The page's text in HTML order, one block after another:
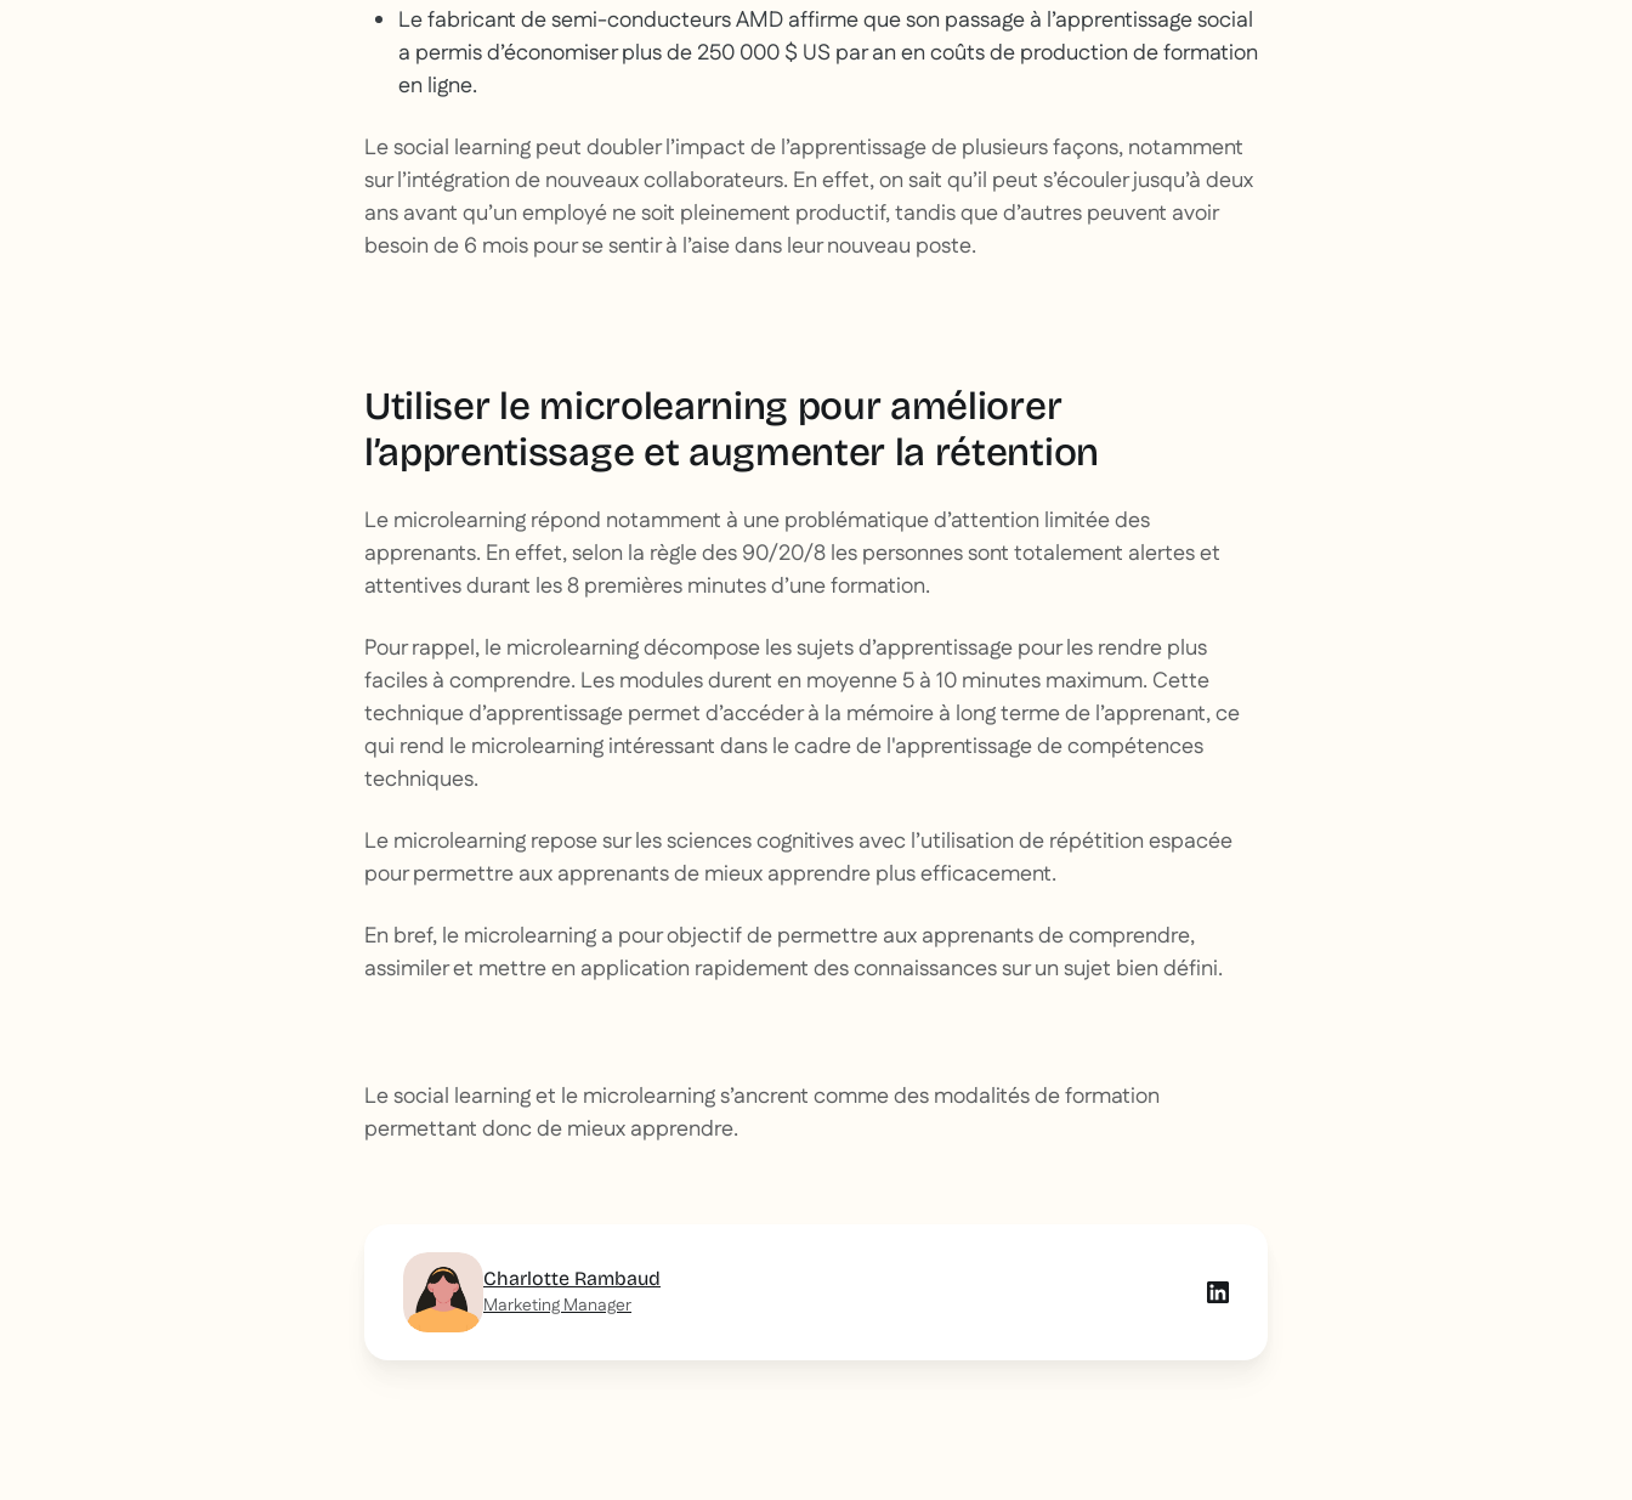
Le fabricant de semi-conducteurs AMD affirme que son passage à l’apprentissage social
a permis d’économiser plus de 250 000 $ US par an en coûts de production de formation
en ligne.
Le social learning peut doubler l’impact de l’apprentissage de plusieurs façons, notamment
sur l’intégration de nouveaux collaborateurs. En effet, on sait qu’il peut s’écouler jusqu’à deux
ans avant qu’un employé ne soit pleinement productif, tandis que d’autres peuvent avoir
besoin de 6 mois pour se sentir à l’aise dans leur nouveau poste.
Utiliser le microlearning pour améliorer
l’apprentissage et augmenter la rétention
Le microlearning répond notamment à une problématique d’attention limitée des
apprenants. En effet, selon la règle des 90/20/8 les personnes sont totalement alertes et
attentives durant les 8 premières minutes d’une formation.
Pour rappel, le microlearning décompose les sujets d’apprentissage pour les rendre plus
faciles à comprendre. Les modules durent en moyenne 5 à 10 minutes maximum. Cette
technique d’apprentissage permet d’accéder à la mémoire à long terme de l’apprenant, ce
qui rend le microlearning intéressant dans le cadre de l'apprentissage de compétences
techniques.
Le microlearning repose sur les sciences cognitives avec l’utilisation de répétition espacée
pour permettre aux apprenants de mieux apprendre plus efficacement.
En bref, le microlearning a pour objectif de permettre aux apprenants de comprendre,
assimiler et mettre en application rapidement des connaissances sur un sujet bien défini.
Le social learning et le microlearning s’ancrent comme des modalités de formation
permettant donc de mieux apprendre.
Charlotte Rambaud
Marketing Manager